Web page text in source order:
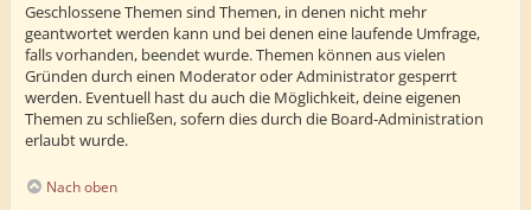
Geschlossene Themen sind Themen, in denen nicht mehr
geantwortet werden kann und bei denen eine laufende Umfrage,
falls vorhanden, beendet wurde. Themen können aus vielen
Gründen durch einen Moderator oder Administrator gesperrt
werden. Eventuell hast du auch die Möglichkeit, deine eigenen
Themen zu schließen, sofern dies durch die Board-Administration
erlaubt wurde.
Nach oben